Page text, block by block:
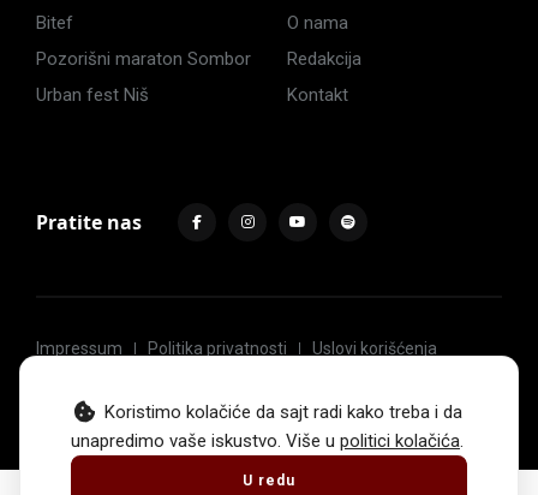
Koristimo kolačiće da sajt radi kako treba i da
unapredimo vaše iskustvo. Više u politici kolačića.
U redu
Bitef
Pozorišni maraton Sombor
Urban fest Niš
O nama
Redakcija
Kontakt
Pratite nas
Impressum Politika privatnosti
Uslovi korišćenja